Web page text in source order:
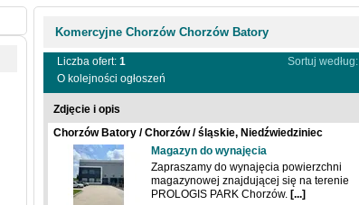
Komercyjne Chorzów Chorzów Batory
Liczba ofert: 1 Sortuj według:
O kolejności ogłoszeń
Zdjęcie i opis
Chorzów Batory / Chorzów / śląskie, Niedźwiedziniec
Magazyn do wynajęcia
Zapraszamy do wynajęcia powierzchni
magazynowej znajdującej się na terenie
PROLOGIS PARK Chorzów. [...]